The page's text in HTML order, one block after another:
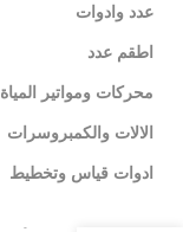
عدد وادوات
اطقم عدد
محركات ومواتير المياة
الالات والكمبروسرات
ادوات قياس وتخطيط